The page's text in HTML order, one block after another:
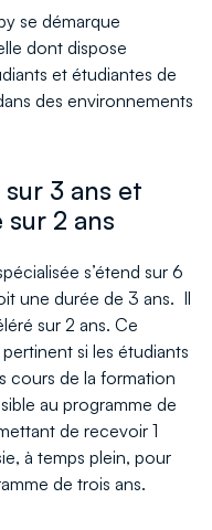
se démarque
dont dispose
et étudiantes de
des environnements
3 ans et
2 ans
s’étend sur 6
une durée de 3 ans. Il
sur 2 ans. Ce
si les étudiants
cours de la formation
au programme de
de recevoir 1
à temps plein, pour
de trois ans.